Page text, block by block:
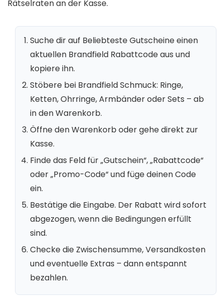
Rätselraten an der Kasse.
Suche dir auf Beliebteste Gutscheine einen
aktuellen Brandfield Rabattcode aus und
kopiere ihn.
Stöbere bei Brandfield Schmuck: Ringe,
Ketten, Ohrringe, Armbänder oder Sets – ab
in den Warenkorb.
Öffne den Warenkorb oder gehe direkt zur
Kasse.
Finde das Feld für „Gutschein“, „Rabattcode“
oder „Promo-Code“ und füge deinen Code
ein.
Bestätige die Eingabe. Der Rabatt wird sofort
abgezogen, wenn die Bedingungen erfüllt
sind.
Checke die Zwischensumme, Versandkosten
und eventuelle Extras – dann entspannt
bezahlen.